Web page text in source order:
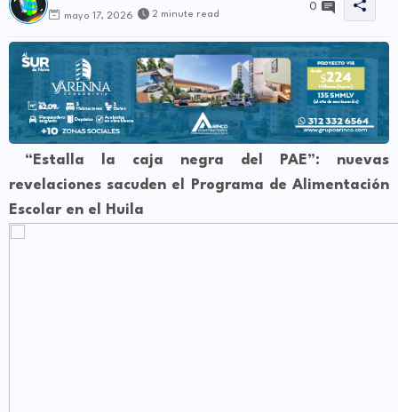
mayo 17, 2026 2 minute read
0
“Estalla la caja negra del PAE”: nuevas
revelaciones sacuden el Programa de Alimentación
Escolar en el Huila